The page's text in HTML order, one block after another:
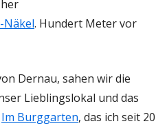
Näkel. Hundert Meter vor
Dernau, sahen wir die
Lieblingslokal und das
Im Burggarten, das ich seit 20